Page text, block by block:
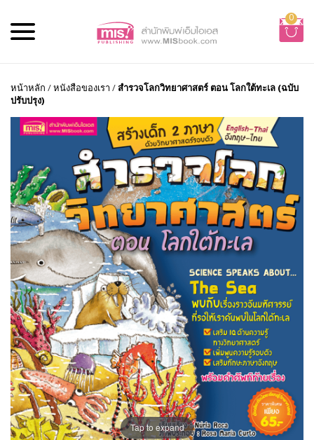
0
หน้าหลัก /หนังสือของเรา /สำรวจโลกวิทยาศาสตร์ ตอน โลกใต้ทะเล (ฉบับ
ปรับปรุง)
Tap to expand